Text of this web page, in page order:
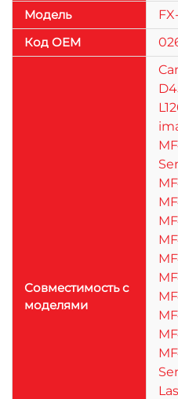
Модель
Код OEM
Совместимость с
моделями